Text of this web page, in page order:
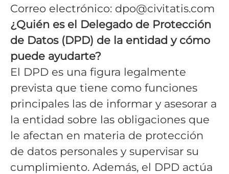
Correo electrónico: dpo@civitatis.com
¿Quién es el Delegado de Protección
de Datos (DPD) de la entidad y cómo
puede ayudarte?
El DPD es una figura legalmente
prevista que tiene como funciones
principales las de informar y asesorar a
la entidad sobre las obligaciones que
le afectan en materia de protección
de datos personales y supervisar su
cumplimiento. Además, el DPD actúa